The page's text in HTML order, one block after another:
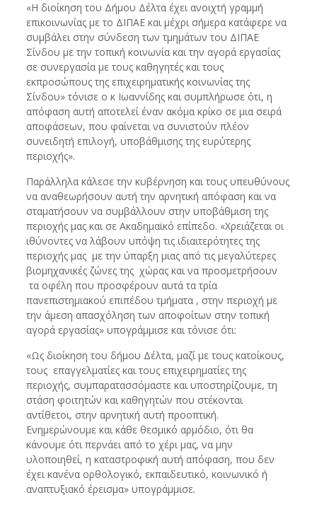
«Η διοίκηση του Δήμου Δέλτα έχει ανοιχτή γραμμή
επικοινωνίας με το ΔΙΠΑΕ και μέχρι σήμερα κατάφερε να
συμβάλει στην σύνδεση των τμημάτων του ΔΙΠΑΕ
Σίνδου με την τοπική κοινωνία και την αγορά εργασίας
σε συνεργασία με τους καθηγητές και τους
εκπροσώπους της επιχειρηματικής κοινωνίας της
Σίνδου» τόνισε ο κ Ιωαννίδης και συμπλήρωσε ότι, η
απόφαση αυτή αποτελεί έναν ακόμα κρίκο σε μια σειρά
αποφάσεων, που φαίνεται να συνιστούν πλέον
συνειδητή επιλογή, υποβάθμισης της ευρύτερης
περιοχής».
Παράλληλα κάλεσε την κυβέρνηση και τους υπευθύνους
να αναθεωρήσουν αυτή την αρνητική απόφαση και να
σταματήσουν να συμβάλλουν στην υποβάθμιση της
περιοχής μας και σε Ακαδημαϊκό επίπεδο. «Χρειάζεται οι
ιθύνοντες να λάβουν υπόψη τις ιδιαιτερότητες της
περιοχής μας με την ύπαρξη μιας από τις μεγαλύτερες
βιομηχανικές ζώνες της χώρας και να προσμετρήσουν
τα οφέλη που προσφέρουν αυτά τα τρία
πανεπιστημιακού επιπέδου τμήματα , στην περιοχή με
την άμεση απασχόληση των αποφοίτων στην τοπική
αγορά εργασίας» υπογράμμισε και τόνισε ότι:
«Ως διοίκηση του δήμου Δέλτα, μαζί με τους κατοίκους,
τους επαγγελματίες και τους επιχειρηματίες της
περιοχής, συμπαρατασσόμαστε και υποστηρίζουμε, τη
στάση φοιτητών και καθηγητών που στέκονται
αντίθετοι, στην αρνητική αυτή προοπτική.
Ενημερώνουμε και κάθε θεσμικό αρμόδιο, ότι θα
κάνουμε ότι περνάει από το χέρι μας, να μην
υλοποιηθεί, η καταστροφική αυτή απόφαση, που δεν
έχει κανένα ορθολογικό, εκπαιδευτικό, κοινωνικό ή
αναπτυξιακό έρεισμα» υπογράμμισε.